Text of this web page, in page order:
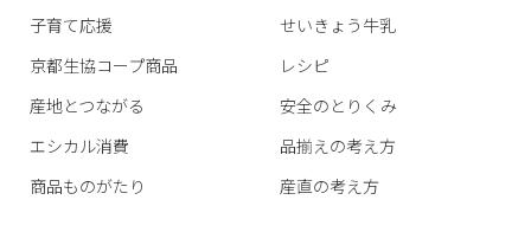
子育て応援
京都生協コープ商品
産地とつながる
エシカル消費
商品ものがたり
せいきょう牛乳
レシピ
安全のとりくみ
品揃えの考え方
産直の考え方